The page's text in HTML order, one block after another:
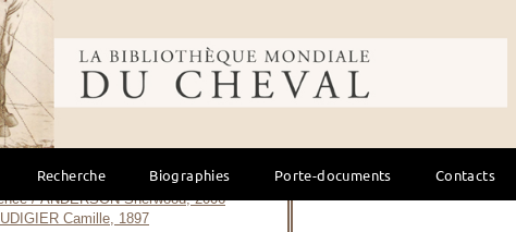
mondiale du cheval
Recherche Biographies Porte-documents Contacts
/ ANDERSON Sherwood, 2006
Camille, 1897